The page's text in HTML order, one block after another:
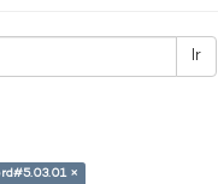
Ir
×